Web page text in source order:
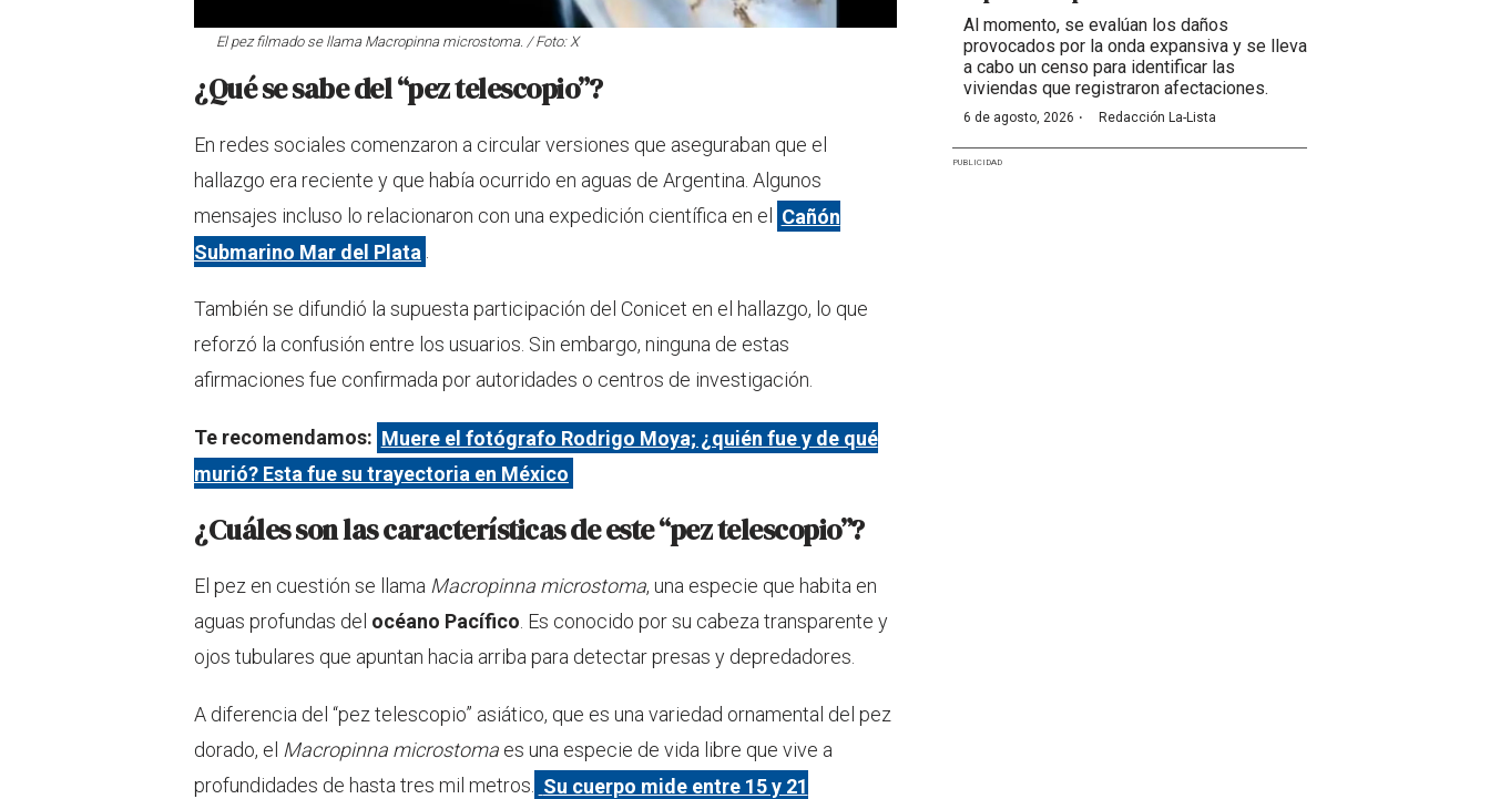
El pez filmado se llama Macropinna microstoma. / Foto: X
¿Qué se sabe del “pez telescopio”?
En redes sociales comenzaron a circular versiones que aseguraban que el
hallazgo era reciente y que había ocurrido en aguas de Argentina. Algunos
mensajes incluso lo relacionaron con una expedición científica en el
Cañón
Submarino Mar del Plata .
También se difundió la supuesta participación del Conicet en el hallazgo, lo que
reforzó la confusión entre los usuarios. Sin embargo, ninguna de estas
afirmaciones fue confirmada por autoridades o centros de investigación.
Te recomendamos: Muere el fotógrafo Rodrigo Moya; ¿quién fue y de qué
murió? Esta fue su trayectoria en México
¿Cuáles son las características de este “pez telescopio”?
El pez en cuestión se llama Macropinna microstoma, una especie que habita en
aguas profundas del océano Pacífico. Es conocido por su cabeza transparente y
ojos tubulares que apuntan hacia arriba para detectar presas y depredadores.
A diferencia del “pez telescopio” asiático, que es una variedad ornamental del pez
dorado, el Macropinna microstoma es una especie de vida libre que vive a
profundidades de hasta tres mil metros. Su cuerpo mide entre 15 y 21
Al momento, se evalúan los daños
provocados por la onda expansiva y se lleva
a cabo un censo para identificar las
viviendas que registraron afectaciones.
6 de agosto, 2026 · Redacción La-Lista
PUBLICIDAD